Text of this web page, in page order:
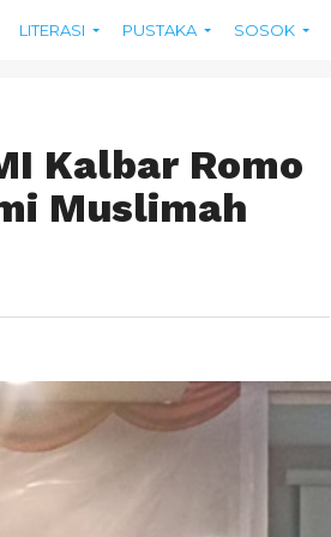
LITERASI PUSTAKA SOSOK
Kalbar Romo
Muslimah